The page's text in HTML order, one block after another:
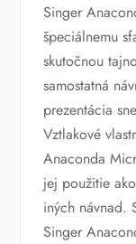
Singer
špeciálnemu
skutočnou
samostatná
prezentácia
Vztlakové
Anaconda
jej použitie
iných návnad.
Singer